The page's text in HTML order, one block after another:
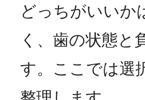
どっちがいいか
く、歯の状態と
す。ここでは選